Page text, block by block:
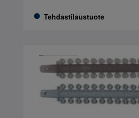
Tehdastilaustuote